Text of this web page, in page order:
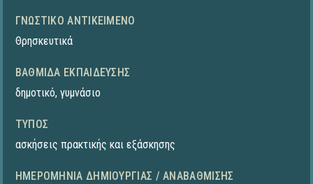
ΓΝΩΣΤΙΚΌ ΑΝΤΙΚΕΊΜΕΝΟ
Θρησκευτικά
ΒΑΘΜΊΔΑ ΕΚΠΑΊΔΕΥΣΗΣ
δημοτικό, γυμνάσιο
ΤΎΠΟΣ
ασκήσεις πρακτικής και εξάσκησης
ΗΜΕΡΟΜΗΝΊΑ ΔΗΜΙΟΥΡΓΊΑΣ / ΑΝΑΒΆΘΜΙΣΗΣ